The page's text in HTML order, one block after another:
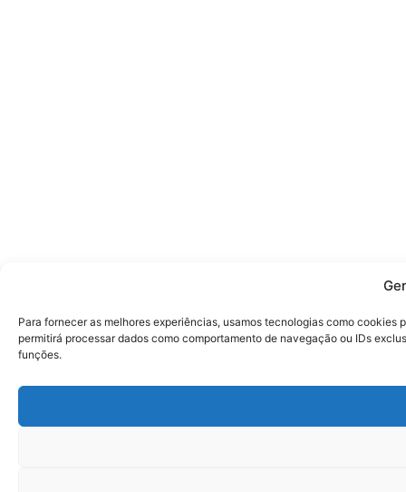
Para fornecer as melhores experiências, usamos tecnologias como
permitirá processar dados como comportamento de navegação ou IDs
funções.